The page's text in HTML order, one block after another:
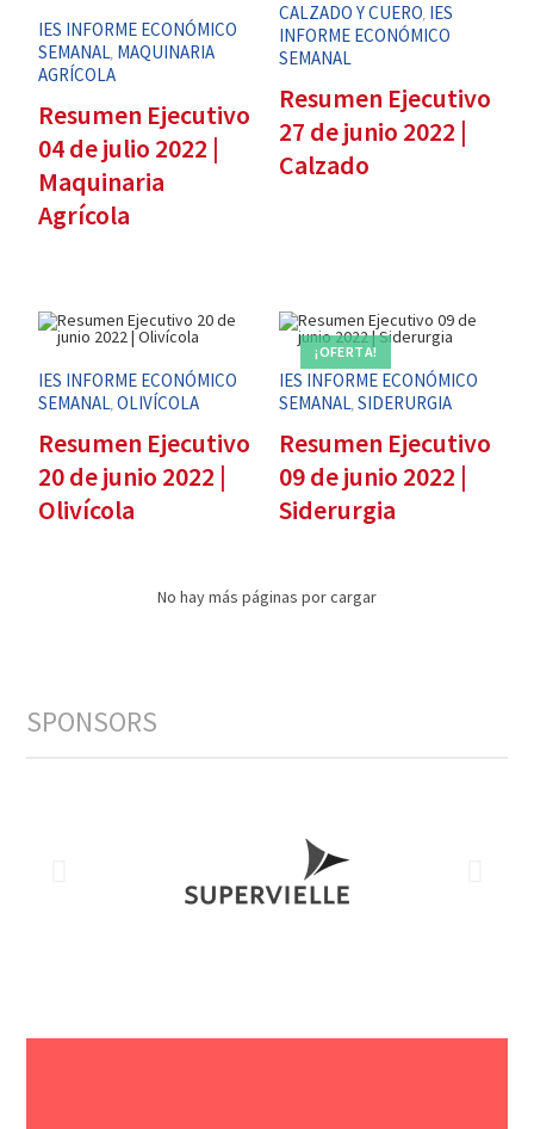
IES INFORME ECONÓMICO
SEMANAL, MAQUINARIA
AGRÍCOLA
Resumen Ejecutivo
04 de julio 2022 |
Maquinaria
Agrícola
CALZADO Y CUERO, IES
INFORME ECONÓMICO
SEMANAL
Resumen Ejecutivo
27 de junio 2022 |
Calzado
IES INFORME ECONÓMICO
SEMANAL,OLIVÍCOLA
Resumen Ejecutivo
20 de junio 2022 |
Olivícola
¡OFERTA!
IES INFORME ECONÓMICO
SEMANAL, SIDERURGIA
Resumen Ejecutivo
09 de junio 2022 |
Siderurgia
No hay más páginas por cargar
SPONSORS